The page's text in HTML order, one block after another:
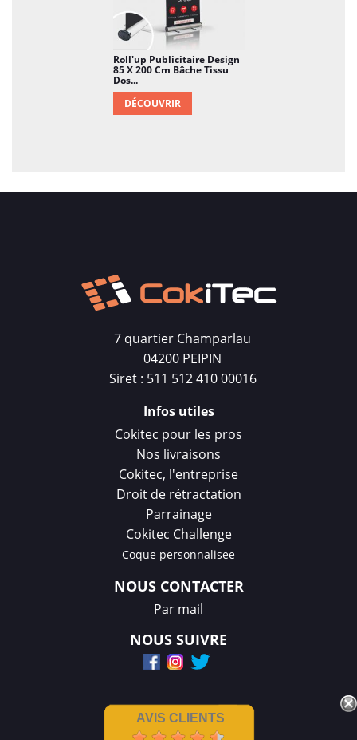
Roll'up Publicitaire Design
85 X 200 Cm Bâche Tissu
Dos...
DÉCOUVRIR
7 quartier Champarlau
04200 PEIPIN
Siret : 511 512 410 00016
Infos utiles
Cokitec pour les pros
Nos livraisons
Cokitec, l'entreprise
Droit de rétractation
Parrainage
Cokitec Challenge
Coque personnalisee
NOUS CONTACTER
Par mail
NOUS SUIVRE
AVIS CLIENTS